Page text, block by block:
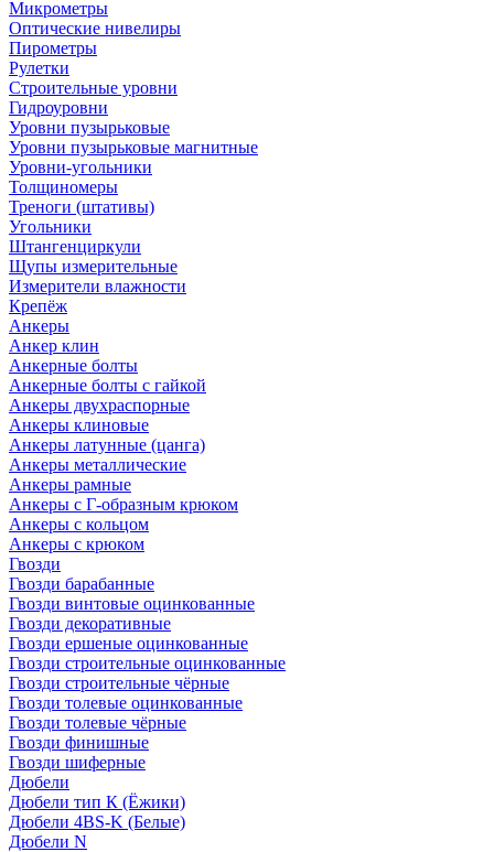
Микрометры
Оптические нивелиры
Пирометры
Рулетки
Строительные уровни
Гидроуровни
Уровни пузырьковые
Уровни пузырьковые магнитные
Уровни-угольники
Толщиномеры
Треноги (штативы)
Угольники
Штангенциркули
Щупы измерительные
Измерители влажности
Крепёж
Анкеры
Анкер клин
Анкерные болты
Анкерные болты с гайкой
Анкеры двухраспорные
Анкеры клиновые
Анкеры латунные (цанга)
Анкеры металлические
Анкеры рамные
Анкеры с Г-образным крюком
Анкеры с кольцом
Анкеры с крюком
Гвозди
Гвозди барабанные
Гвозди винтовые оцинкованные
Гвозди декоративные
Гвозди ершеные оцинкованные
Гвозди строительные оцинкованные
Гвозди строительные чёрные
Гвозди толевые оцинкованные
Гвозди толевые чёрные
Гвозди финишные
Гвозди шиферные
Дюбели
Дюбели тип К (Ёжики)
Дюбели 4BS-K (Белые)
Дюбели N